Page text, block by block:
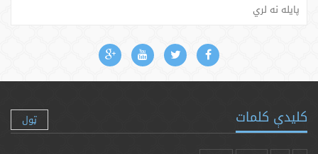
پایله نه لري
کلیدې کلمات ټول